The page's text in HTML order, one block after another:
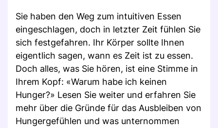
Sie haben den Weg zum intuitiven Essen
eingeschlagen, doch in letzter Zeit fühlen Sie
sich festgefahren. Ihr Körper sollte Ihnen
eigentlich sagen, wann es Zeit ist zu essen.
Doch alles, was Sie hören, ist eine Stimme in
Ihrem Kopf: «Warum habe ich keinen
Hunger?» Lesen Sie weiter und erfahren Sie
mehr über die Gründe für das Ausbleiben von
Hungergefühlen und was unternommen